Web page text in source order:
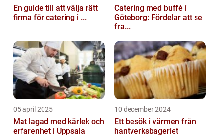
En guide till att välja rätt
firma för catering i ...
Catering med buffé i
Göteborg: Fördelar att se
fra...
05 april 2025
Mat lagad med kärlek och
erfarenhet i Uppsala
10 december 2024
Ett besök i värmen från
hantverksbageriet